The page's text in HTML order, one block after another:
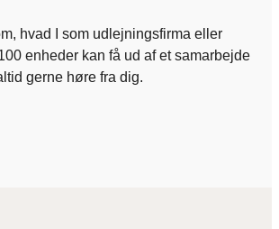
hvad I som udlejningsfirma eller
enheder kan få ud af et samarbejde
gerne høre fra dig.